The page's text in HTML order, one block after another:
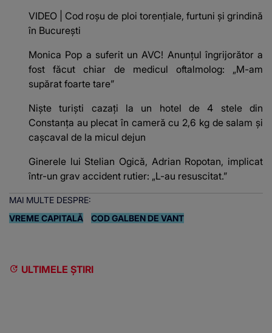
VIDEO | Cod roșu de ploi torențiale, furtuni și grindină
în București
Monica Pop a suferit un AVC! Anunțul îngrijorător a
fost făcut chiar de medicul oftalmolog: „M-am
supărat foarte tare”
Niște turiști cazați la un hotel de 4 stele din
Constanța au plecat în cameră cu 2,6 kg de salam și
cașcaval de la micul dejun
Ginerele lui Stelian Ogică, Adrian Ropotan, implicat
într-un grav accident rutier: „L-au resuscitat.”
MAI MULTE DESPRE:
VREME CAPITALĂ
COD GALBEN DE VANT
ULTIMELE ȘTIRI